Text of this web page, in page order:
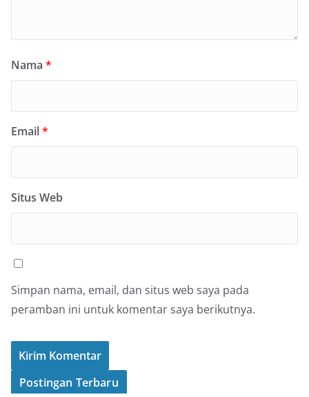
Nama *
Email*
Situs Web
Simpan nama, email, dan situs web saya pada
peramban ini untuk komentar saya berikutnya.
Postingan Terbaru